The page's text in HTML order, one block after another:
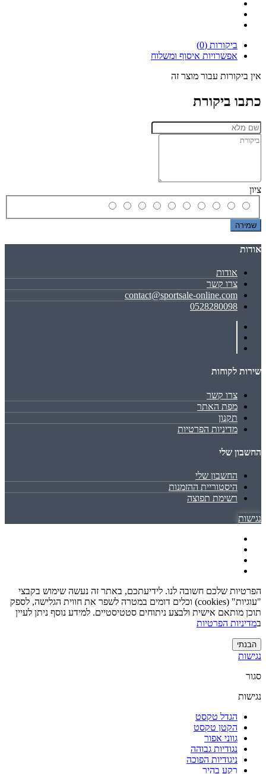
ביקורות (0)
אפשרויות איסוף ומשלוח
אין ביקורות עבור מוצר זה
כתבו ביקורת
ציון
שמירה
אודות
אודות
צרו קשר
contact@sportsale-online.com
0528280098
שירות לקוחות
צרו קשר
מפת האתר
תקנון
מדיניות הפרטיות
החשבון שלי
החשבון שלי
היסטוריית ההזמנות
רשימת תפוצה
נגישות
הפרטיות שלכם חשובה לנו. לידיעתכם, באתר זה נעשה שימוש בקבצי
"עוגיות" (cookies) וכלים דומים במטרה לשפר את חווית הגלישה, לספק
תוכן מותאם אישית ולבצע ניתוחים סטטיסטיים. למידע נוסף ניתן לעיין
במדיניות הפרטיות
הבנתי
נגישות
סגור
נגישות
הגדל טקסט
הקטן טקסט
גווני אפור
נגודיות גבוהה
ניגודיות הפוכה
רקע בהיר